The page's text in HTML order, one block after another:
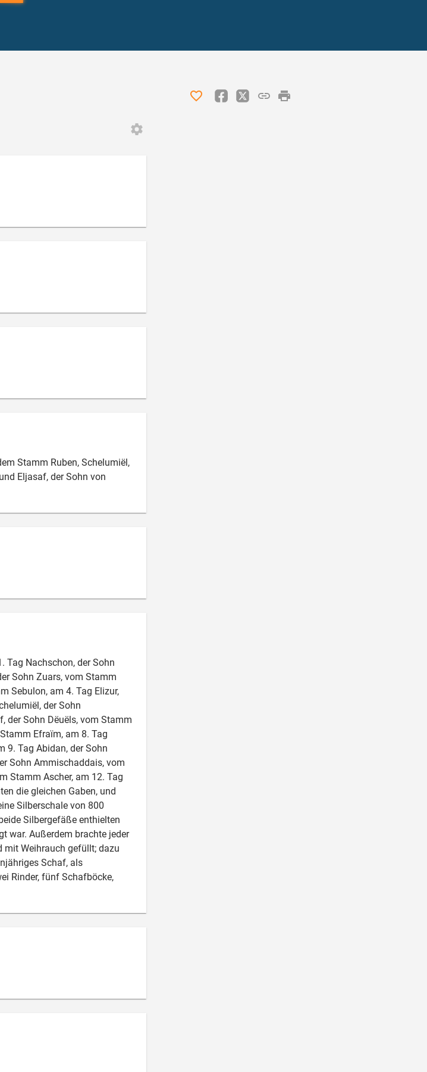
Stamm Ruben, Schelumiël,
Eljasaf, der Sohn von
Tag Nachschon, der Sohn
Sohn Zuars, vom Stamm
Sebulon, am 4. Tag Elizur,
der Sohn
der Sohn Dëuëls, vom Stamm
Efraïm, am 8. Tag
9. Tag Abidan, der Sohn
Sohn Ammischaddais, vom
Stamm Ascher, am 12. Tag
die gleichen Gaben, und
Silberschale von 800
Silbergefäße enthielten
war. Außerdem brachte jeder
mit Weihrauch gefüllt; dazu
Schaf, als
Rinder, fünf Schafböcke,